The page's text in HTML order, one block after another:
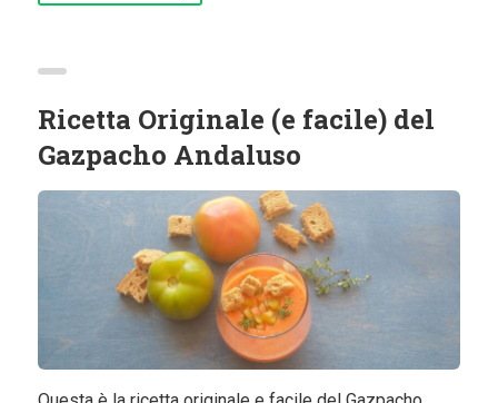
Ricetta Originale (e facile) del
Gazpacho Andaluso